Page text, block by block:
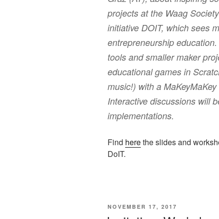
projects at the Waag
initiative DOIT, which sees
entrepreneurship
tools and smaller maker
educational games in
music!) with a
Interactive discussions will
implementations.
Find herethe slides and
DoIT.
VERÖFFENTLICHT
NOVEMBER 17, 2017